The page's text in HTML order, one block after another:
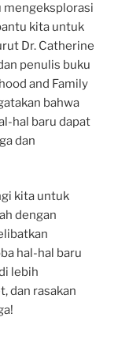
mengeksplorasi
kita untuk
Dr. Catherine
penulis buku
and Family
bahwa
hal baru dapat
dan
kita untuk
dengan
hal-hal baru
lebih
dan rasakan